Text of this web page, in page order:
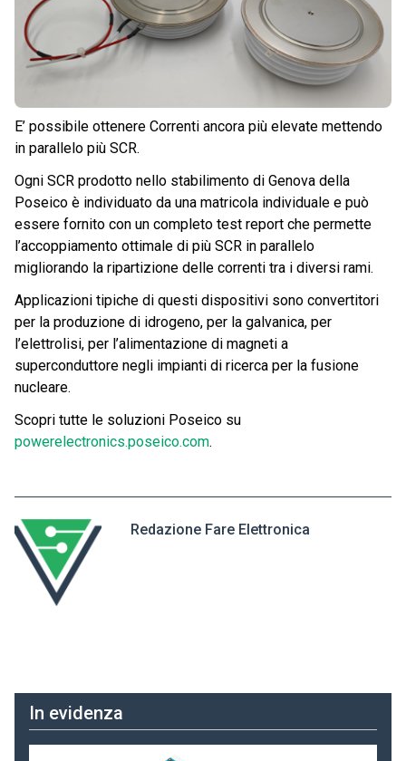
E’ possibile ottenere Correnti ancora più elevate mettendo
in parallelo più SCR.
Ogni SCR prodotto nello stabilimento di Genova della
Poseico è individuato da una matricola individuale e può
essere fornito con un completo test report che permette
l’accoppiamento ottimale di più SCR in parallelo
migliorando la ripartizione delle correnti tra i diversi rami.
Applicazioni tipiche di questi dispositivi sono convertitori
per la produzione di idrogeno, per la galvanica, per
l’elettrolisi, per l’alimentazione di magneti a
superconduttore negli impianti di ricerca per la fusione
nucleare.
Scopri tutte le soluzioni Poseico su
powerelectronics.poseico.com.
Redazione Fare Elettronica
In evidenza